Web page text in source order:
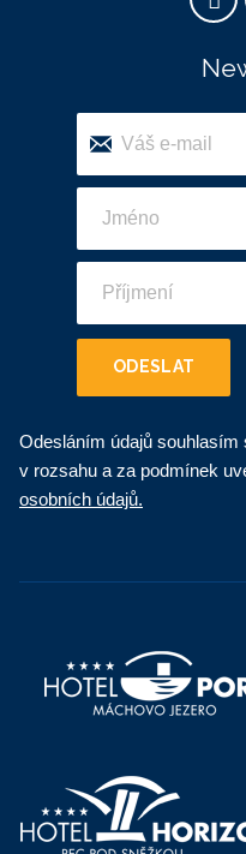
ODESLAT
Odesláním údajů
v rozsahu a za podmínek
osobních údajů.